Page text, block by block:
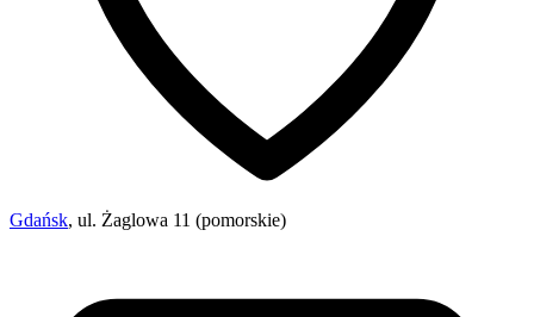
Gdańsk, ul. Żaglowa 11 (pomorskie)